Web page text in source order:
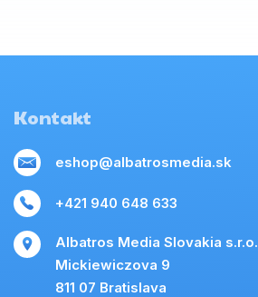
Kontakt
eshop@albatrosmedia.sk
+421 940 648 633
Albatros Media Slovakia s.r.o.
Mickiewiczova 9
811 07 Bratislava